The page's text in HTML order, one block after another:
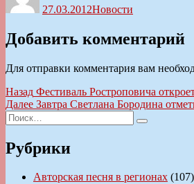
27.03.2012Новости
Добавить комментарий
Для отправки комментария вам
Навигация
по
записям
Назад Предыдущая
запись:
Фестиваль Ростроповича
Далее Следующая
Завтра Светлана Бородина
Искать:
Поиск
Рубрики
Авторская песня в регионах (107)